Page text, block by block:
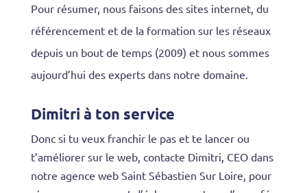
Pour résumer, nous faisons des sites internet, du
référencement et de la formation sur les réseaux
depuis un bout de temps (2009) et nous sommes
aujourd’hui des experts dans notre domaine.
Dimitri à ton service
Donc si tu veux franchir le pas et te lancer ou
t’améliorer sur le web, contacte Dimitri, CEO dans
notre agence web Saint Sébastien Sur Loire, pour